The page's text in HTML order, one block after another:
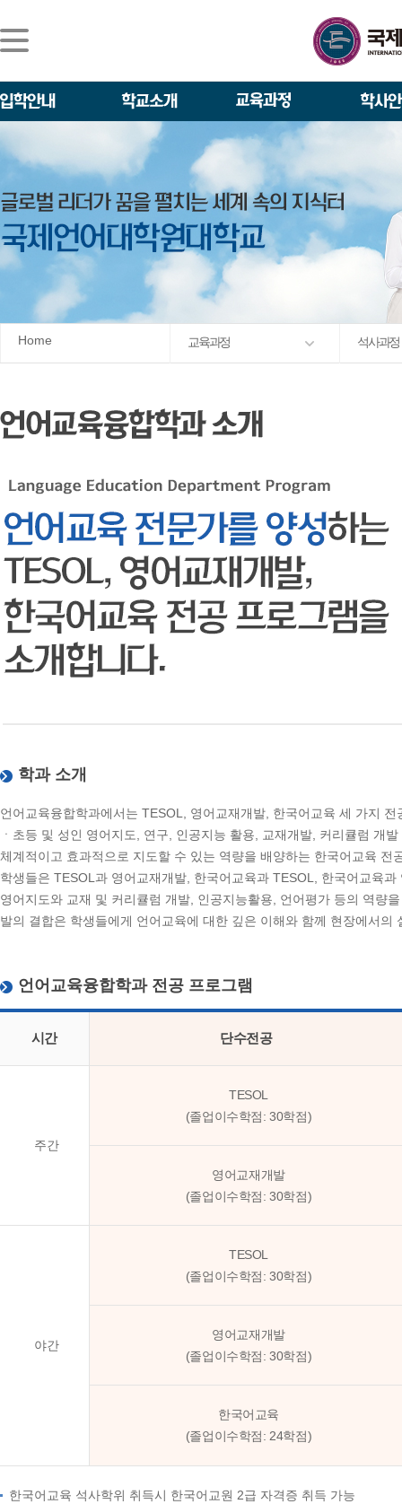
Home 교육과정 석사과정
학과 소개
언어교육융합학과에서는 TESOL, 영어교재개발, 한국어교육 세 가지
ㆍ초등 및 성인 영어지도, 연구, 인공지능 활용, 교재개발, 커리큘럼 개
체계적이고 효과적으로 지도할 수 있는 역량을 배양하는 한국어교육
학생들은 TESOL과 영어교재개발, 한국어교육과 TESOL, 한국어교육
영어지도와 교재 및 커리큘럼 개발, 인공지능활용, 언어평가 등의 역량
발의 결합은 학생들에게 언어교육에 대한 깊은 이해와 함께 현장에서
언어교육융합학과 전공 프로그램
시간 단수전공
주간
TESOL
(졸업이수학점: 30학점)
영어교재개발
(졸업이수학점: 30학점)
야간
TESOL
(졸업이수학점: 30학점)
영어교재개발
(졸업이수학점: 30학점)
한국어교육
(졸업이수학점: 24학점)
한국어교육 석사학위 취득시 한국어교원 2급 자격증 취득 가능